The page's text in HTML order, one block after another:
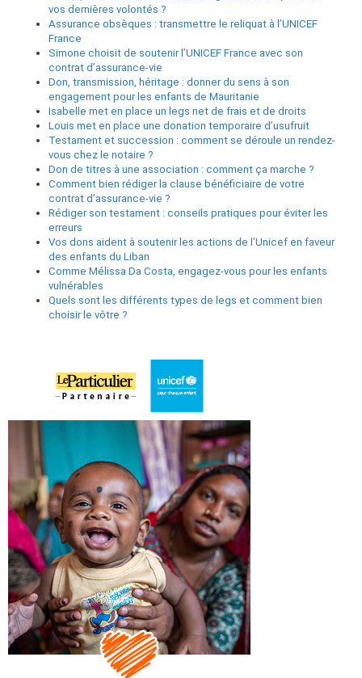
vos dernières volontés ?
Assurance obsèques : transmettre le reliquat à l’UNICEF
France
Simone choisit de soutenir l’UNICEF France avec son
contrat d’assurance-vie
Don, transmission, héritage : donner du sens à son
engagement pour les enfants de Mauritanie
Isabelle met en place un legs net de frais et de droits
Louis met en place une donation temporaire d’usufruit
Testament et succession : comment se déroule un rendez-
vous chez le notaire ?
Don de titres à une association : comment ça marche ?
Comment bien rédiger la clause bénéficiaire de votre
contrat d’assurance-vie ?
Rédiger son testament : conseils pratiques pour éviter les
erreurs
Vos dons aident à soutenir les actions de l’Unicef en faveur
des enfants du Liban
Comme Mélissa Da Costa, engagez-vous pour les enfants
vulnérables
Quels sont les différents types de legs et comment bien
choisir le vôtre ?